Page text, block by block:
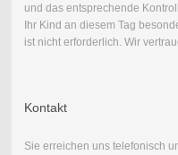
und das entsprechende
Ihr Kind an diesem Tag
ist nicht erforderlich. Wir
Kontakt
Sie erreichen uns telefonisch